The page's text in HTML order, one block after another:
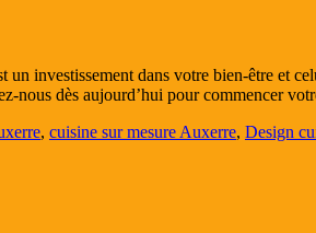
investissement dans votre bien-être et
nous dès aujourd’hui pour commencer
, cuisine sur mesure Auxerre, Design